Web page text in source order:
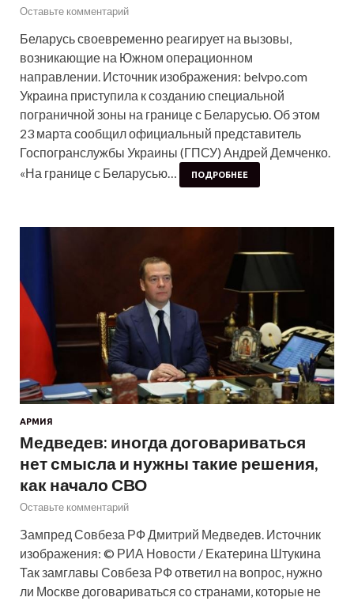
Оставьте комментарий
Беларусь своевременно реагирует на вызовы,
возникающие на Южном операционном
направлении. Источник изображения: belvpo.com
Украина приступила к созданию специальной
пограничной зоны на границе с Беларусью. Об этом
23 марта сообщил официальный представитель
Госпогранслужбы Украины (ГПСУ) Андрей Демченко.
«На границе с Беларусью…
ПОДРОБНЕЕ
АРМИЯ
Медведев: иногда договариваться
нет смысла и нужны такие решения,
как начало СВО
Оставьте комментарий
Зампред Совбеза РФ Дмитрий Медведев. Источник
изображения: © РИА Новости / Екатерина Штукина
Так замглавы Совбеза РФ ответил на вопрос, нужно
ли Москве договариваться со странами, которые не